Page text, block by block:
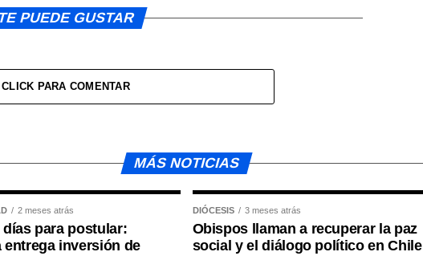
TE PUEDE GUSTAR
CLICK PARA COMENTAR
MÁS NOTICIAS
2 meses atrás
para postular:
entrega inversión de
DIÓCESIS 3 meses atrás
Obispos llaman a recuperar la paz
social y el diálogo político en Chile